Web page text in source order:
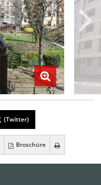
(Twitter)
Broschüre